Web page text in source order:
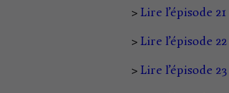
> Lire l’épisode 21
> Lire l’épisode 22
> Lire l’épisode 23